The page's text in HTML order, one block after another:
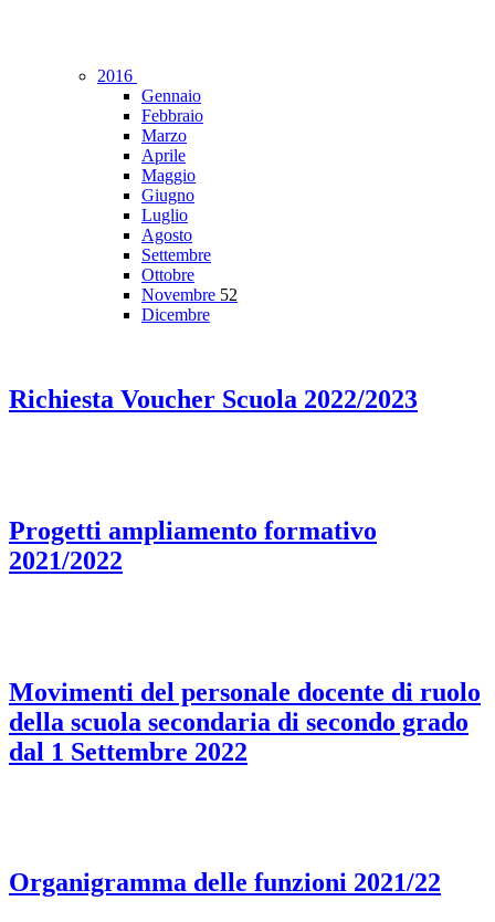
2016
Gennaio
Febbraio
Marzo
Aprile
Maggio
Giugno
Luglio
Agosto
Settembre
Ottobre
Novembre 52
Dicembre
Richiesta Voucher Scuola 2022/2023
Progetti ampliamento formativo
2021/2022
Movimenti del personale docente di ruolo
della scuola secondaria di secondo grado
dal 1 Settembre 2022
Organigramma delle funzioni 2021/22